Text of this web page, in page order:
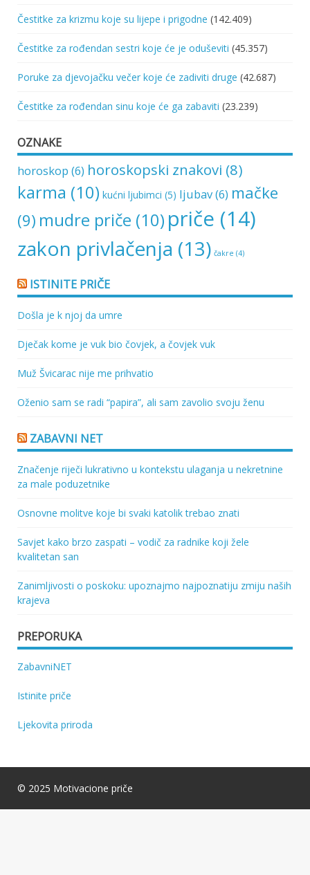
Čestitke za krizmu koje su lijepe i prigodne (142.409)
Čestitke za rođendan sestri koje će je oduševiti (45.357)
Poruke za djevojačku večer koje će zadiviti druge (42.687)
Čestitke za rođendan sinu koje će ga zabaviti (23.239)
OZNAKE
horoskop (6) horoskopski znakovi (8)
karma (10) kućni ljubimci (5) ljubav(6) mačke
(9) mudre priče (10) priče (14)
zakon privlačenja (13) čakre (4)
ISTINITE PRIČE
Došla je k njoj da umre
Dječak kome je vuk bio čovjek, a čovjek vuk
Muž Švicarac nije me prihvatio
Oženio sam se radi “papira”, ali sam zavolio svoju ženu
ZABAVNI NET
Značenje riječi lukrativno u kontekstu ulaganja u nekretnine
za male poduzetnike
Osnovne molitve koje bi svaki katolik trebao znati
Savjet kako brzo zaspati – vodič za radnike koji žele
kvalitetan san
Zanimljivosti o poskoku: upoznajmo najpoznatiju zmiju naših
krajeva
PREPORUKA
ZabavniNET
Istinite priče
Ljekovita priroda
© 2025 Motivacione priče